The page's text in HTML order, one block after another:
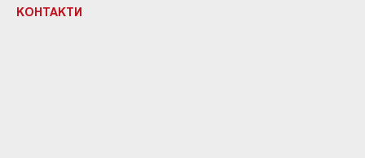
КОНТАКТИ